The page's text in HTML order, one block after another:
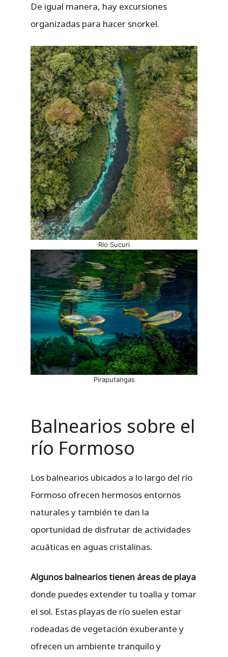
De igual manera, hay excursiones
organizadas para hacer snorkel.
Río Sucuri
Piraputangas
Balnearios sobre el
río Formoso
Los balnearios ubicados a lo largo del río
Formoso ofrecen hermosos entornos
naturales y también te dan la
oportunidad de disfrutar de actividades
acuáticas en aguas cristalinas.
Algunos balnearios tienen áreas de playa
donde puedes extender tu toalla y tomar
el sol. Estas playas de río suelen estar
rodeadas de vegetación exuberante y
ofrecen un ambiente tranquilo y